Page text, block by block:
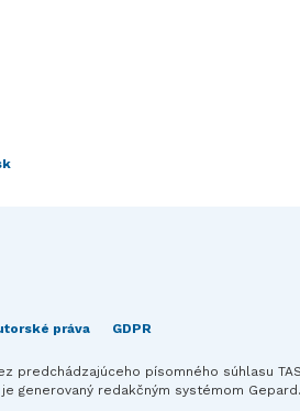
práva GDPR
predchádzajúceho písomného súhlasu
generovaný redakčným systémom Gepard.